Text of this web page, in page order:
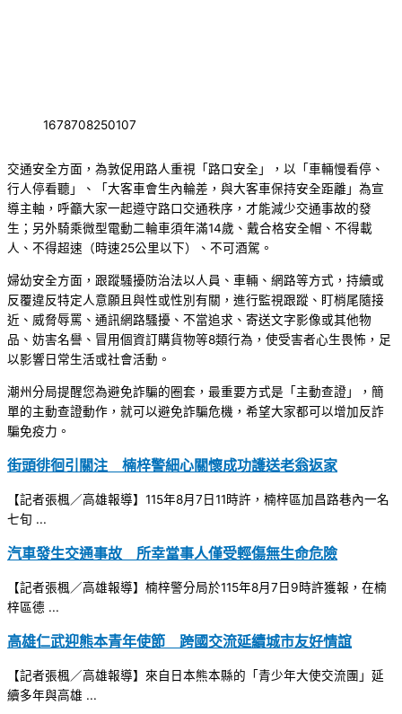
1678708250107
交通安全方面，為敦促用路人重視「路口安全」，以「車輛慢看停、
行人停看聽」、「大客車會生內輪差，與大客車保持安全距離」為宣
導主軸，呼籲大家一起遵守路口交通秩序，才能減少交通事故的發
生；另外騎乘微型電動二輪車須年滿14歲、戴合格安全帽、不得載
人、不得超速（時速25公里以下）、不可酒駕。
婦幼安全方面，跟蹤騷擾防治法以人員、車輛、網路等方式，持續或
反覆違反特定人意願且與性或性別有關，進行監視跟蹤、盯梢尾隨接
近、威脅辱罵、通訊網路騷擾、不當追求、寄送文字影像或其他物
品、妨害名譽、冒用個資訂購貨物等8類行為，使受害者心生畏怖，足
以影響日常生活或社會活動。
潮州分局提醒您為避免詐騙的圈套，最重要方式是「主動查證」，簡
單的主動查證動作，就可以避免詐騙危機，希望大家都可以增加反詐
騙免疫力。
街頭徘徊引關注 楠梓警細心關懷成功護送老翁返家
【記者張楓／高雄報導】115年8月7日11時許，楠梓區加昌路巷內一名
七旬 ...
汽車發生交通事故 所幸當事人僅受輕傷無生命危險
【記者張楓／高雄報導】楠梓警分局於115年8月7日9時許獲報，在楠
梓區德 ...
高雄仁武迎熊本青年使節 跨國交流延續城市友好情誼
【記者張楓／高雄報導】來自日本熊本縣的「青少年大使交流團」延
續多年與高雄 ...